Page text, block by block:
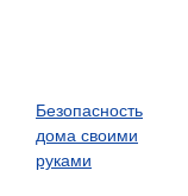
Безопасность
дома своими
руками